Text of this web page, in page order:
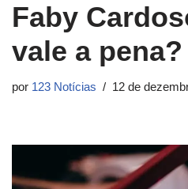
Faby
vale a pena?
por 123 Notícias 12 de